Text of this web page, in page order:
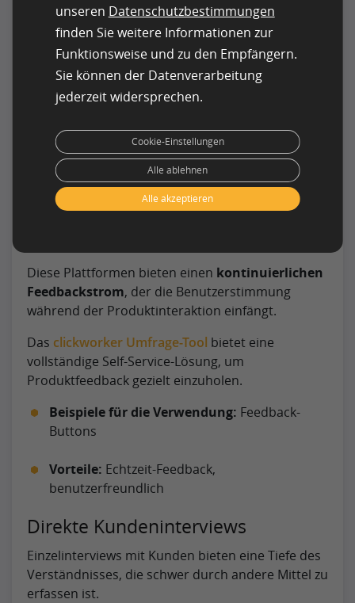
Bedürfnisse der Verbraucher anzupassen.
Beispiele für die Verwendung:Feedback-
Umfragen, Feedback-Formulare
Vorteile:Standardisierte Daten, einfach zu
Online-Feedback-Plattformen
Die Verwendung von Online-Feedback-
Plattformen, wie Feedback-Buttons auf einer
Diese Plattformen bieten einen kontinuierlichen
Feedbackstrom, der die Benutzerstimmung
während der Produktinteraktion einfängt.
Das clickworker Umfrage-Tool bietet eine
vollständige Self-Service-Lösung, um
Produktfeedback gezielt einzuholen.
Beispiele für die Verwendung: Feedback-
Buttons
Vorteile: Echtzeit-Feedback,
benutzerfreundlich
Direkte Kundeninterviews
Einzelinterviews mit Kunden bieten eine Tiefe des
Verständnisses, die schwer durch andere Mittel zu
erfassen ist.
unseren Datenschutzbestimmungen
finden Sie weitere Informationen zur
Funktionsweise und zu den Empfängern.
Sie können der Datenverarbeitung
jederzeit widersprechen.
Alle akzeptieren
Alle ablehnen
Cookie-Einstellungen